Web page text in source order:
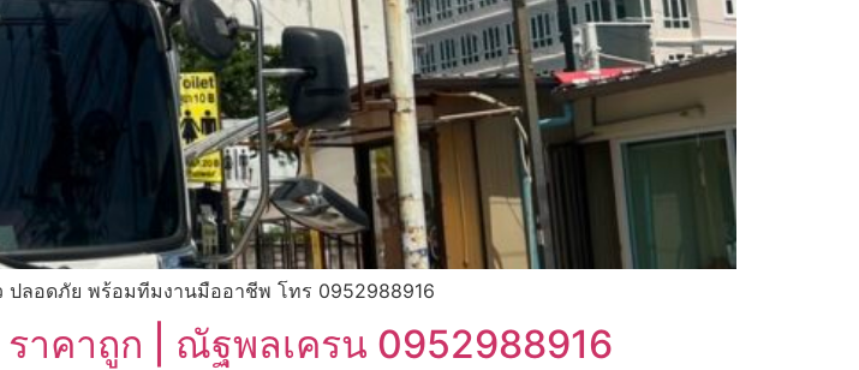
ปลอดภัย พร้อมทีมงานมืออาชีพ โทร 0952988916
ราคาถูก | ณัฐพลเครน 0952988916